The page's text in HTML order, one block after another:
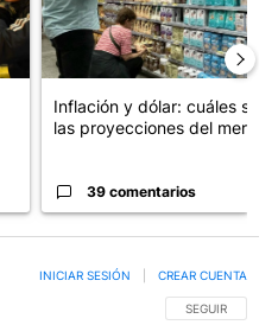
Inflación y dólar: cuáles son
las proyecciones del merc...
39 comentarios
SIGA ESTA
SEGUIR
INICIAR SESIÓN CREAR CUENTA